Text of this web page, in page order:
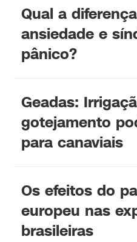
Qual a
ansiedade e
pânico?
Geadas:
gotejamento
para canaviais
Os efeitos do
europeu nas
brasileiras